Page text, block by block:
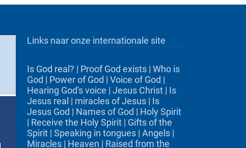
Links naar onze internationale site
Is God real? | Proof God exists | Who is
God | Power of God | Voice of God |
Hearing God's voice | Jesus Christ | Is
Jesus real | miracles of Jesus | Is
Jesus God | Names of God | Holy Spirit
| Receive the Holy Spirit | Gifts of the
Spirit | Speaking in tongues | Angels |
Miracles | Heaven | Raised from the